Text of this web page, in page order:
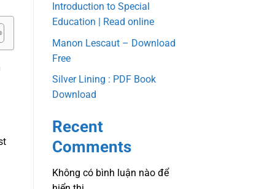
Introduction to Special
Education | Read online
Manon Lescaut – Download
Free
Silver Lining : PDF Book
Download
Recent
Comments
Không có bình luận nào để